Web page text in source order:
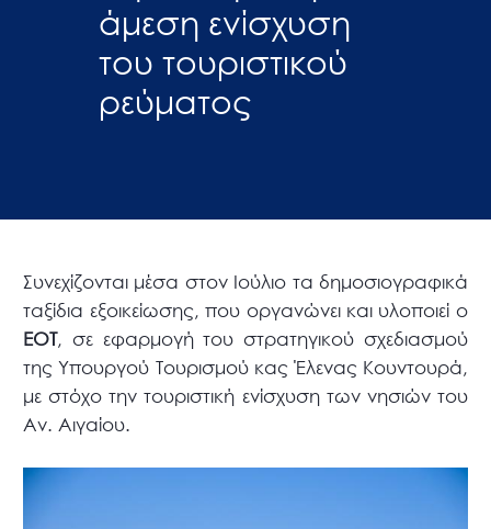
άμεση ενίσχυση
του τουριστικού
ρεύματος
Συνεχίζονται μέσα στον Ιούλιο τα δημοσιογραφικά
ταξίδια εξοικείωσης, που οργανώνει και υλοποιεί ο
ΕΟΤ, σε εφαρμογή του στρατηγικού σχεδιασμού
της Υπουργού Τουρισμού κας Έλενας Κουντουρά,
με στόχο την τουριστική ενίσχυση των νησιών του
Αν. Αιγαίου.